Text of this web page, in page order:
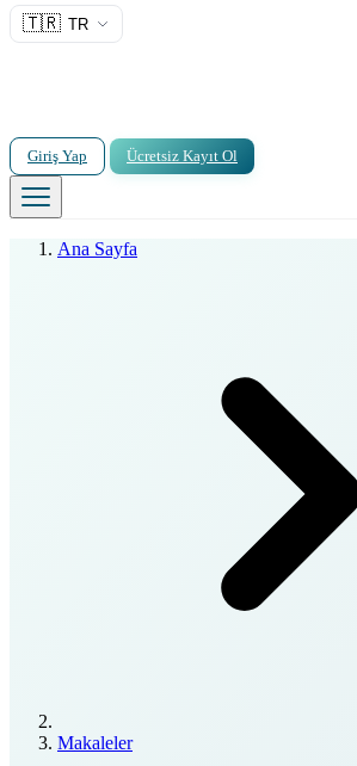
🇹🇷 TR
Giriş Yap Ücretsiz Kayıt Ol
Ana Sayfa
Makaleler